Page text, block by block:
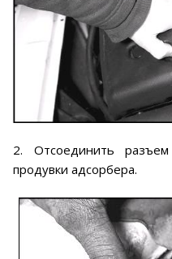
2. Отсоединить разъем
продувки адсорбера.